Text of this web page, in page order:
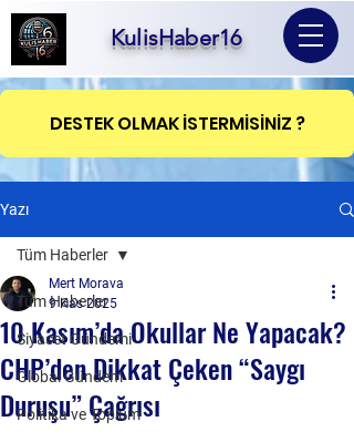
KulisHaber16
DESTEK OLMAK İSTERMİSİNİZ ?
Yazı
Tüm Haberler
Siyaset Gündemi
Global Gündem
Politika ve Toplum
Tüm Haberler
10 Kasım’da Okullar Ne Yapacak?
CHP’den Dikkat Çeken “Saygı
Duruşu” Çağrısı
Mert Morava
9 Kas 2025